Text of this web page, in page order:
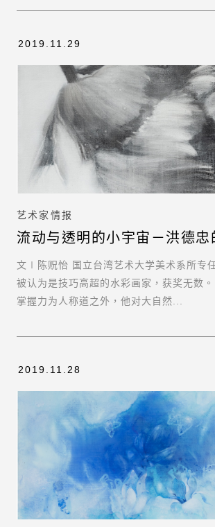
2019.11.29
艺术家情报
流动与透明的小宇宙－洪德忠
文∣陈贶怡 国立台湾艺术大学美术系所专
被认为是技巧高超的水彩画家，获奖无数
掌握力为人称道之外，他对大自然...
2019.11.28